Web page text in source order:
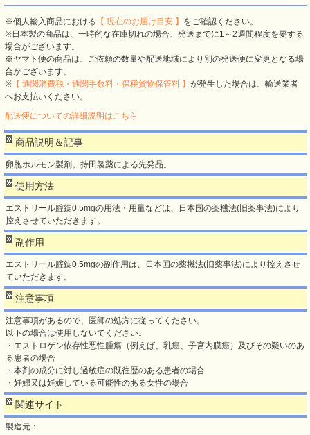
※個人輸入商品における 【 現在のお届け目安 】 をご確認ください。
※日本製の商品は、一時的な在庫切れの場合、発送までに1～2週間程度を要する
場合がございます。
※ヤマト便の商品は、ご依頼の数量や配送地域により別の発送便に変更となる場
合がございます。
※ 【 通関消費税・通関手数料・保税貨物保管料 】 が発生した場合は、輸送業者
へお支払いください。
配送便についての詳細説明はこちら
商品説明＆記事
卵胞ホルモン製剤。持田製薬による先発品。
使用方法
エストリール腟錠0.5mgの用法・用量などは、日本国の薬機法(旧薬事法)により
控えさせていただきます。
副作用
エストリール腟錠0.5mgの副作用は、日本国の薬機法(旧薬事法)により控えさせ
ていただきます。
注意事項
注意事項があるので、医師の処方に従ってください。
以下の場合は使用しないでください。
・エストロゲン依存性悪性腫瘍（例えば、乳癌、子宮内膜癌）及びその疑いのあ
る患者の場合
・本剤の成分に対し過敏症の既往歴のある患者の場合
・妊婦又は妊娠している可能性のある女性の場合
関連サイト
製造元：